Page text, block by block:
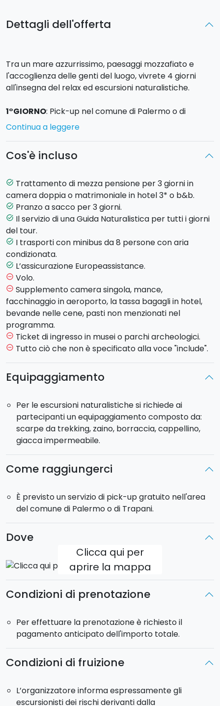
Dettagli dell'offerta
Tra un mare azzurrissimo, paesaggi mozzafiato e
l'accoglienza delle genti del luogo, vivrete 4 giorni
all'insegna del relax ed escursioni naturalistiche.
1°GIORNO: Pick-up nel comune di Palermo o di
Trapani. Trasferimento al porto di Trapani. Aliscafo
, la più piccola e meno conosciuta delle
naturalistica nei sentieri costieri dell’isola, alla
Cena e Pernottamento a Levanzo.
2°GIORNO: Colazione. Aliscafo per
Escursione a piedi alCastello di Santa Caterina,
sulla sommità dell’isola, oppure in alternativa, giro in
bicicletta attorno le più belle baie dell’isola. Pranzo a
sacco. Nel pomeriggio aliscafo per Marettimo, la
perla naturale delle Egadi. Cena e pernottamento a
Marettimo
3°GIORNO: Colazione e partenza per l’escursione a
piedi verso la sommità dell’isola,“Pizzo Falcone”.
Colorate e profumate essenze della
mediterranea, paesaggi a picco sul mare, sono le
principali componenti lungo il sentiero della più
pernottamento a Marettimo.
concordato.
Continua a leggere
Cos'è incluso
task_alt Trattamento di mezza pensione per 3 giorni in
camera doppia o matrimoniale in hotel 3* o b&b.
task_alt Pranzo a sacco per 3 giorni.
task_alt Il servizio di una Guida Naturalistica per tutti i giorni
del tour.
task_alt I trasporti con minibus da 8 persone con aria
condizionata.
task_alt L’assicurazione Europeassistance.
remove_circle_outline Volo.
remove_circle_outline Supplemento camera singola, mance,
facchinaggio in aeroporto, la tassa bagagli in hotel,
bevande nelle cene, pasti non menzionati nel
programma.
remove_circle_outline Ticket di ingresso in musei o parchi archeologici.
remove_circle_outline Tutto ciò che non è specificato alla voce "include".
Equipaggiamento
Per le escursioni naturalistiche si richiede ai
partecipanti un equipaggiamento composto da:
scarpe da trekking, zaino, borraccia, cappellino,
giacca impermeabile.
Come raggiungerci
È previsto un servizio di pick-up gratuito nell'area
del comune di Palermo o di Trapani.
Dove
Clicca qui per
aprire la mappa
Condizioni di prenotazione
Per effettuare la prenotazione è richiesto il
pagamento anticipato dell'importo totale.
Condizioni di fruizione
L’organizzatore informa espressamente gli
escursionisti dei rischi derivanti dalla